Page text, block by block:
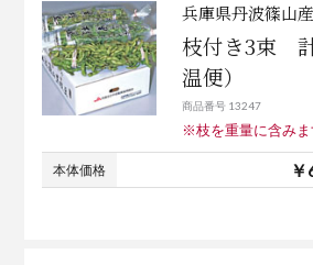
兵庫県丹波篠山
枝付き3束
温便）
商品番号 13247
※枝を重量に含みま
本体価格